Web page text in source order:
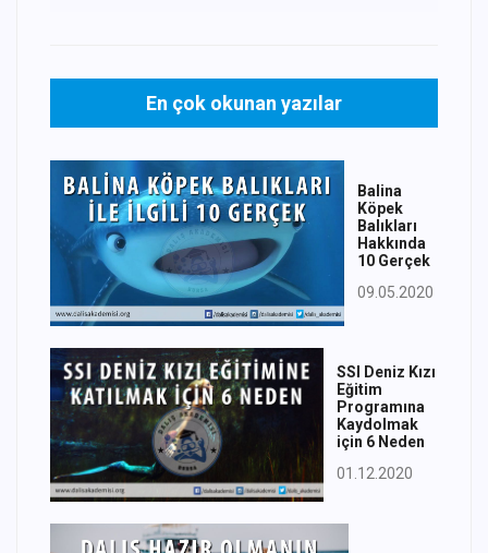
En çok okunan yazılar
Balina
Köpek
Balıkları
Hakkında
10 Gerçek
09.05.2020
SSI Deniz Kızı
Eğitim
Programına
Kaydolmak
için 6 Neden
01.12.2020